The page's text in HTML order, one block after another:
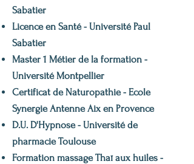
Sabatier
Licence en Santé - Université Paul
Sabatier
Master 1 Métier de la formation -
Université Montpellier
Certificat de Naturopathie - Ecole
Synergie Antenne Aix en Provence
D.U. D'Hypnose - Université de
pharmacie Toulouse
Formation massage Thaï aux huiles -